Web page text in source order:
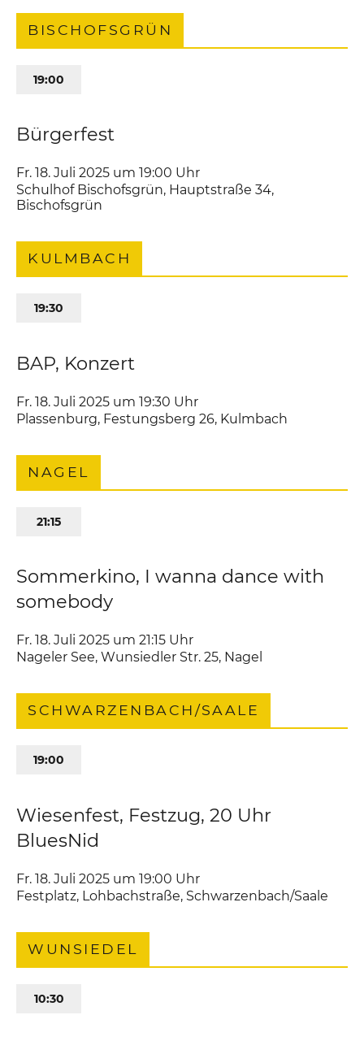
BISCHOFSGRÜN
19:00
Bürgerfest
Fr. 18. Juli 2025 um 19:00 Uhr
Schulhof Bischofsgrün, Hauptstraße 34
Bischofsgrün
KULMBACH
19:30
BAP, Konzert
Fr. 18. Juli 2025 um 19:30 Uhr
Plassenburg, Festungsberg 26 Kulmbach
NAGEL
21:15
Sommerkino, I wanna dance with
somebody
Fr. 18. Juli 2025 um 21:15 Uhr
Nageler See,Wunsiedler Str. 25 Nagel
SCHWARZENBACH/SAALE
19:00
Wiesenfest, Festzug, 20 Uhr
BluesNid
Fr. 18. Juli 2025 um 19:00 Uhr
Festplatz, Lohbachstraße Schwarzenbach/Saale
WUNSIEDEL
10:30